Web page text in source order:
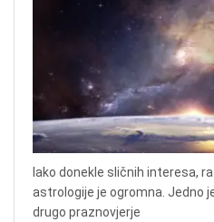
Iako donekle sličnih interesa,
astrologije je ogromna. Jedno
drugo praznovjerje